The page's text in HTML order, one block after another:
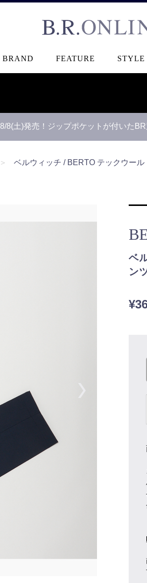
BRAND FEATURE STYLE
8/8(土)発売！ジップポケットが付いた
＞ ベルウィッチ / BERTO テックウー
ベ
ン